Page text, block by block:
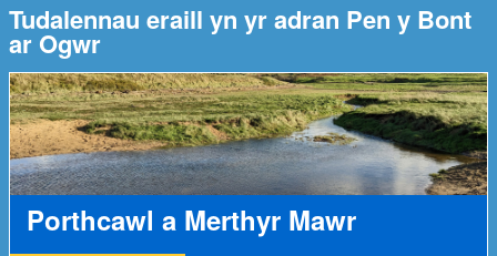
Tudalennau eraill yn yr adran Pen y Bont
ar Ogwr
Porthcawl a Merthyr Mawr